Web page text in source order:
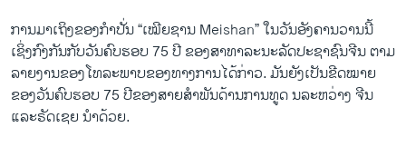
ການມາເຖິງຂອງກຳປັ່ນ “ເໝີຍຊານ Meishan” ໃນວັນອັງຄານວານນີ້
ເຊິ່ງກົງກັນກັບວັນຄົບຮອບ 75 ປີ ຂອງສາທາລະນະລັດປະຊາຊົນຈີນ ຕາມ
ລາຍງານຂອງໂທລະພາບຂອງທາງການໄດ້ກ່າວ. ມັນຍັງເປັນຂີດໝາຍ
ຂອງວັນຄົບຮອບ 75 ປີຂອງສາຍສຳພັນດ້ານການທູດ ນລະຫວ່າງ ຈີນ
ແລະຣັດເຊຍ ນຳດ້ວຍ.